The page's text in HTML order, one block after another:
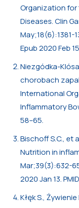
Organization
Diseases. Clin
May;18(6):1381-
Epub 2020 Feb
Niezgódka-
chorobach
International
Inflammatory
58–65.
Bischoff S.C., et
Nutrition in
Mar;39(3):632-
2020 Jan 13.
Kłęk S.,